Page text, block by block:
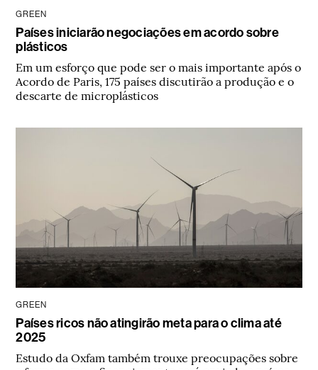
GREEN
Países iniciarão negociações em acordo sobre
plásticos
Em um esforço que pode ser o mais importante após o
Acordo de Paris, 175 países discutirão a produção e o
descarte de microplásticos
GREEN
Países ricos não atingirão meta para o clima até
2025
Estudo da Oxfam também trouxe preocupações sobre